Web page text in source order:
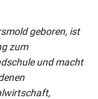
geboren, ist
zum
und macht